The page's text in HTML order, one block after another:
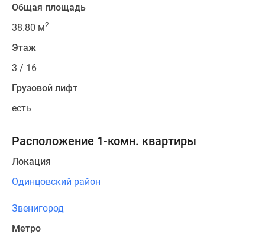
Общая площадь
38.80 м2
Этаж
3 / 16
Грузовой лифт
есть
Расположение 1-комн. квартиры
Локация
Одинцовский район
Звенигород
Метро